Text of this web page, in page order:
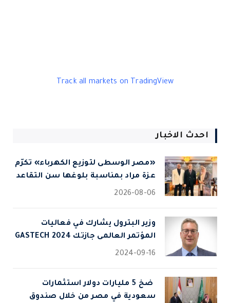
Track all markets on TradingView
احدث الاخبار
«مصر الوسطى لتوزيع الكهرباء» تكرّم
عزة مراد بمناسبة بلوغها سن التقاعد
2026-08-06
وزير البترول يشارك في فعاليات
المؤتمر العالمى جازتك 2024 GASTECH
2024-09-16
⁠ ضخ 5 مليارات دولار استثمارات
سعودية في مصر من خلال صندوق